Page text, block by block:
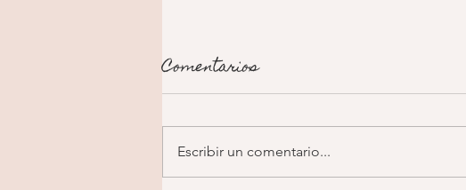
Pastel de ángel
Comentarios
Escribir un comentario...